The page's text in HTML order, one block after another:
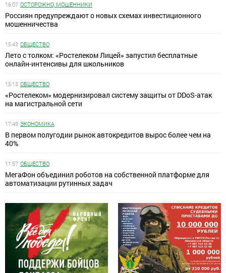
16:07 ОСТОРОЖНО, МОШЕННИКИ
Россиян предупреждают о новых схемах инвестиционного
мошенничества
15:43 ОБЩЕСТВО
Лето с толком: «Ростелеком Лицей» запустил бесплатные
онлайн-интенсивы для школьников
15:13 ОБЩЕСТВО
«Ростелеком» модернизировал систему защиты от DDoS-атак
на магистральной сети
17:49 ЭКОНОМИКА
В первом полугодии рынок автокредитов вырос более чем на
40%
11:57 ОБЩЕСТВО
МегаФон объединил роботов на собственной платформе для
автоматизации рутинных задач